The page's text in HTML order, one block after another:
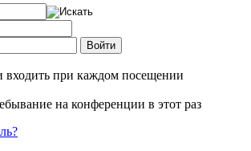
входить при каждом посещении
на конференции в этот раз